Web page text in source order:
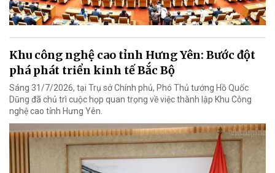
Khu công nghệ cao tỉnh Hưng Yên: Bước đột
phá phát triển kinh tế Bắc Bộ
Sáng 31/7/2026, tại Trụ sở Chính phủ, Phó Thủ tướng Hồ Quốc
Dũng đã chủ trì cuộc họp quan trọng về việc thành lập Khu Công
nghệ cao tỉnh Hưng Yên.